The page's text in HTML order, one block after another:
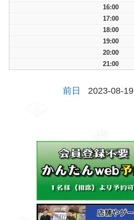
16:00
17:00
18:00
19:00
20:00
21:00
前日 2023-08-19